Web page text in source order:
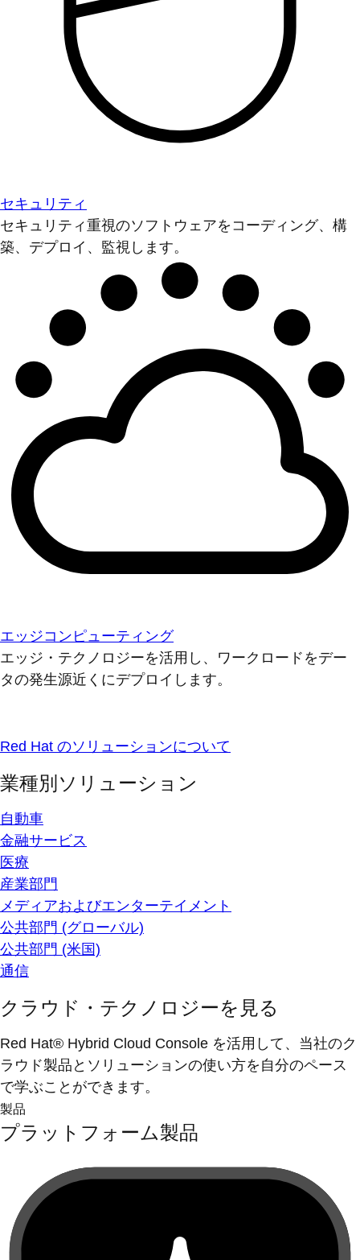
セキュリティ
セキュリティ重視のソフトウェアをコーディング、構
築、デプロイ、監視します。
エッジコンピューティング
エッジ・テクノロジーを活用し、ワークロードをデー
タの発生源近くにデプロイします。
Red Hat のソリューションについて
業種別ソリューション
自動車
金融サービス
医療
産業部門
メディアおよびエンターテイメント
公共部門 (グローバル)
公共部門 (米国)
通信
クラウド・テクノロジーを見る
Red Hat® Hybrid Cloud Console を活用して、当社のク
ラウド製品とソリューションの使い方を自分のペース
で学ぶことができます。
製品
プラットフォーム製品